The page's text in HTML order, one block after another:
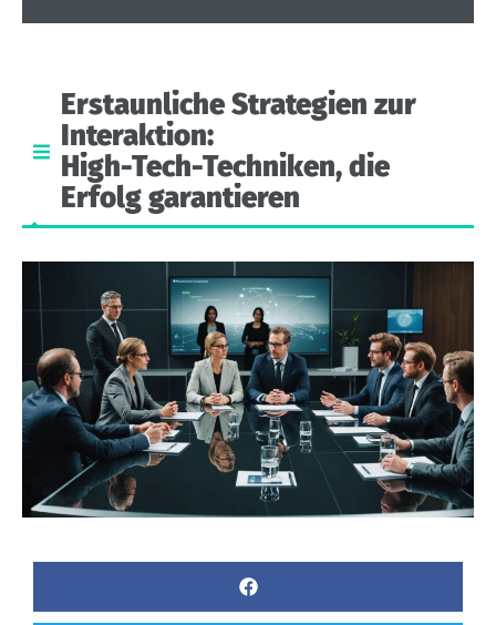
Erstaunliche Strategien zur
Interaktion:
High-Tech-Techniken, die
Erfolg garantieren